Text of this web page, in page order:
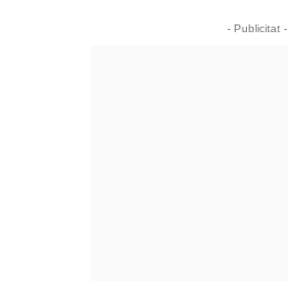
- Publicitat -